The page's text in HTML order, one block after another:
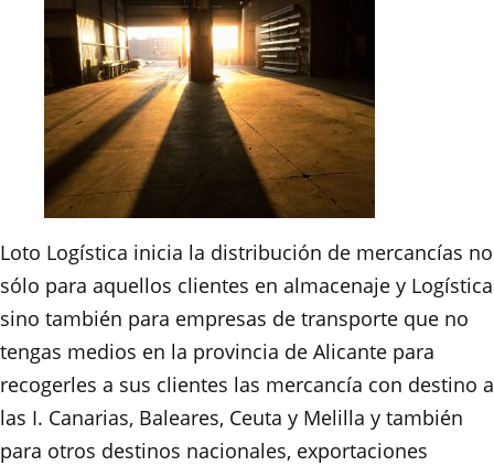
Loto Logística inicia la distribución de mercancías no
sólo para aquellos clientes en almacenaje y Logística
sino también para empresas de transporte que no
tengas medios en la provincia de Alicante para
recogerles a sus clientes las mercancía con destino a
las I. Canarias, Baleares, Ceuta y Melilla y también
para otros destinos nacionales, exportaciones